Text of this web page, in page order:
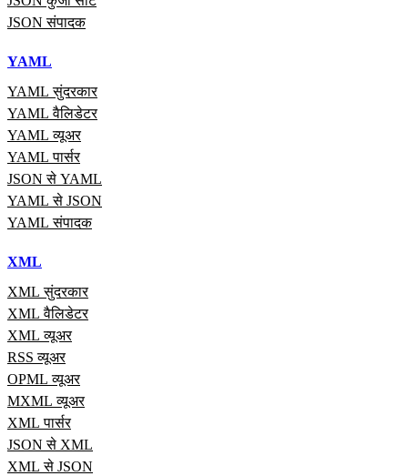
JSON संपादक
YAML
YAML सुंदरकार
YAML वैलिडेटर
YAML व्यूअर
YAML पार्सर
JSON से YAML
YAML से JSON
YAML संपादक
XML
XML सुंदरकार
XML वैलिडेटर
XML व्यूअर
RSS व्यूअर
OPML व्यूअर
MXML व्यूअर
XML पार्सर
JSON से XML
XML से JSON